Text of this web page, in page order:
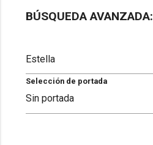
BÚSQUEDA AVANZADA:
Selección de portada